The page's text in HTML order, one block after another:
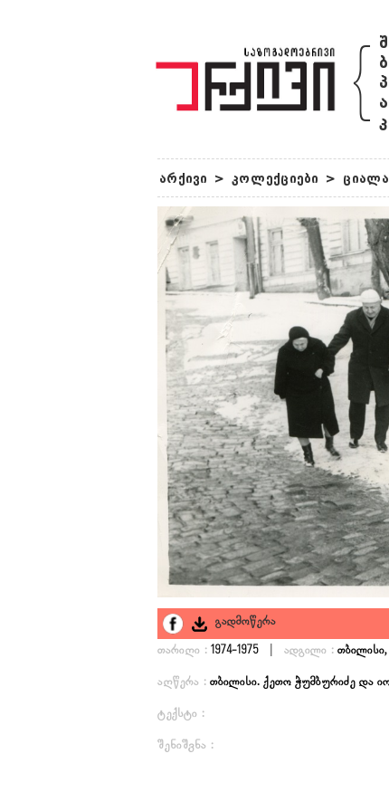
{
არქივი > კოლექციები >
გადმოწერა
თარიღი : 1974-1975 | ადგილი :
აღწერა : თბილისი. ქეთო ჭუმბურიძე და
ტექსტი :
შენიშვნა :